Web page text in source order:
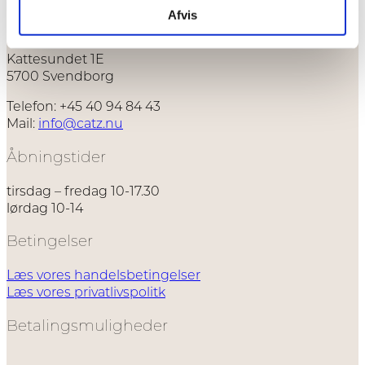
Afvis
CATZ
Kattesundet 1E
5700 Svendborg
Telefon: +45 40 94 84 43
Mail: info@catz.nu
Åbningstider
tirsdag – fredag 10-17.30
lørdag 10-14
Betingelser
Læs vores handelsbetingelser
Læs vores privatlivspolitk
Betalingsmuligheder